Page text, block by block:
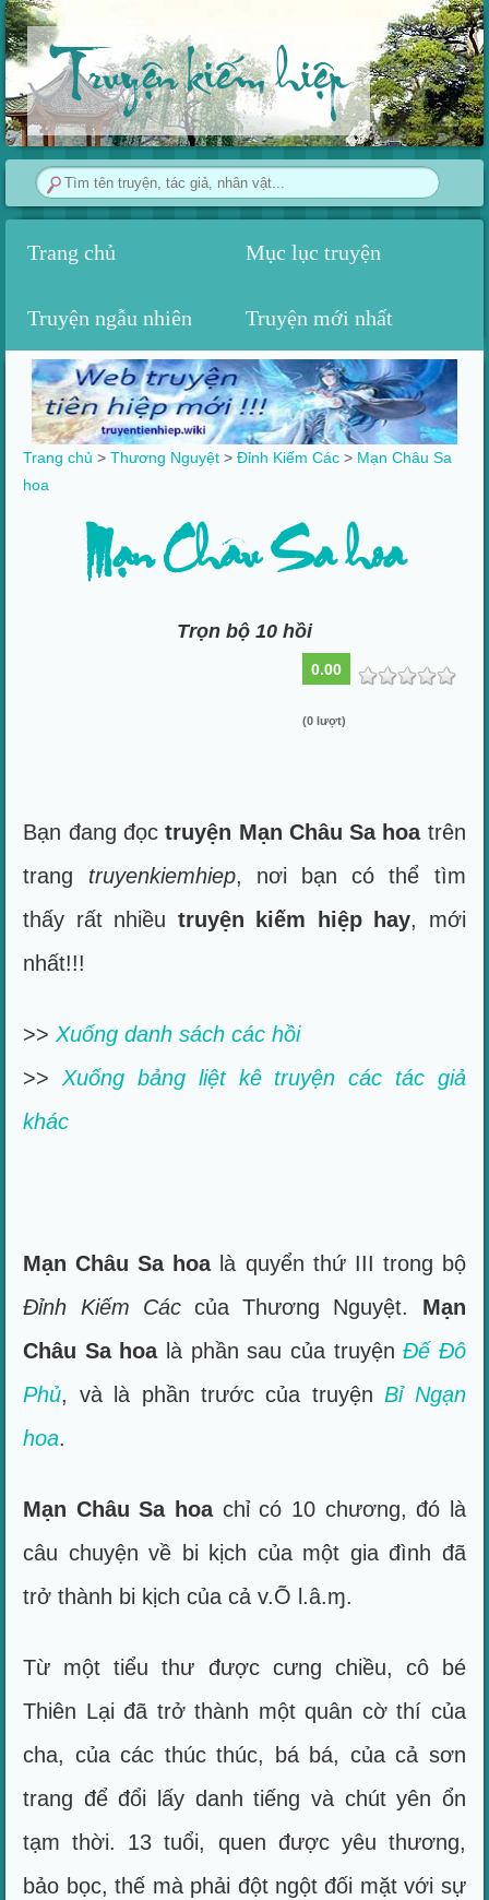
Truyện kiếm hiệp
Trang chủ Mục lục truyện
Truyện ngẫu nhiên Truyện mới nhất
Trang chủ >Thương Nguyệt >Đỉnh Kiếm Các >‎ Mạn Châu Sa
hoa
Mạn Châu Sa hoa
Trọn bộ 10 hồi
0.00
(0 lượt)
Bạn đang đọctruyện Mạn Châu Sa hoatrên
trang truyenkiemhiep, nơi bạn có thể tìm
thấy rất nhiều truyện kiếm hiệp hay, mới
nhất!!!
>>Xuống danh sách các hồi
>>Xuống bảng liệt kê truyện các tác giả
khác
Mạn Châu Sa hoalà quyển thứ III trong bộ
Đỉnh Kiếm Cáccủa Thương Nguyệt. Mạn
Châu Sa hoalà phần sau của truyệnĐế Đô
Phủ, và là phần trước của truyệnBỉ Ngạn
hoa.
Mạn Châu Sa hoachỉ có 10 chương, đó là
câu chuyện về bi kịch của một gia đình đã
trở thành bi kịch của cả v.Õ l.â.ɱ.
Từ một tiểu thư được cưng chiều, cô bé
Thiên Lại đã trở thành một quân cờ thí của
cha, của các thúc thúc, bá bá, của cả sơn
trang để đổi lấy danh tiếng và chút yên ổn
tạm thời. 13 tuổi, quen được yêu thương,
bảo bọc, thế mà phải đột ngột đối mặt với sự